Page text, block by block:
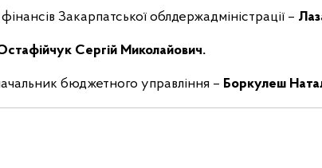
фінансів Закарпатської облдержадміністрації –
Сергій Миколайович.
бюджетного управління – Боркулеш